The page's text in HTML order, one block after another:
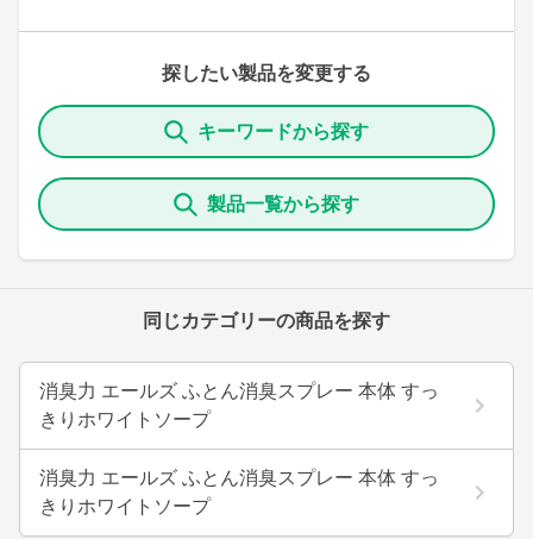
探したい製品を変更する
キーワードから探す
製品一覧から探す
同じカテゴリーの商品を探す
消臭力 エールズ ふとん消臭スプレー 本体 すっ
きりホワイトソープ
消臭力 エールズ ふとん消臭スプレー 本体 すっ
きりホワイトソープ